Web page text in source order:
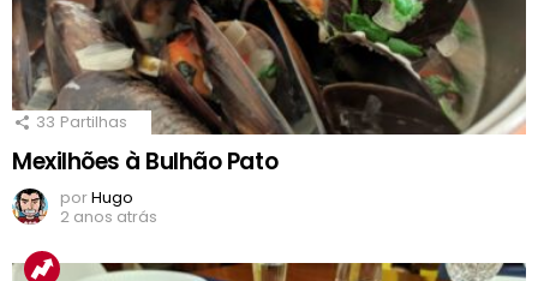
33 Partilhas
Mexilhões à Bulhão Pato
porHugo
2 anos atrás